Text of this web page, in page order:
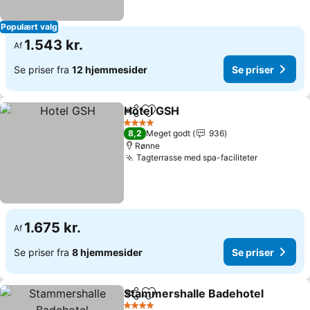
Populært valg
Af 1.543 kr.
Se priser fra 12 hjemmesider Se priser
Del Føj til favoritter
Hotel GSH
4 Stjerner
8,2 Meget godt
936
Rønne
Tagterrasse med spa-faciliteterSe priser
Af 1.675 kr.
Se priser fra 8 hjemmesider Se priser
Del Føj til favoritter
Stammershalle Badehotel